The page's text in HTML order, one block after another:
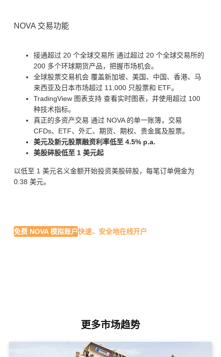
NOVA 交易功能
接通超过 20 个全球交易所 通过超过 20 个全球交易所的
200 多个环球期货产品，把握市场机会。
全球股票交易机会 覆盖新加坡、美国、中国、香港、马
来西亚及日本市场超过 11,000 只股票和 ETF。
TradingView 图表支持 查看实时图表，并使用超过 100
种技术指标。
真正的多资产交易 通过 NOVA 的单一账簿，交易
CFDs、ETF、外汇、期货、期权、贵金属及股票。
美元及新元股票融资利率低至 4.5% p.a.
美股碎股低至 1 美元起
以低至 1 美元名义金额开始投资美股碎股，每笔订单佣金为
0.38 美元。
免费 NOVA 模拟账户快速、安全地在线开户
更多市场趋势